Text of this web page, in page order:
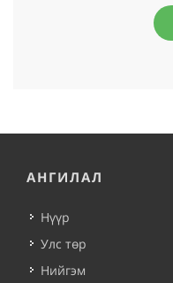
АНГИЛАЛ
Нүүр
Улс төр
Нийгэм